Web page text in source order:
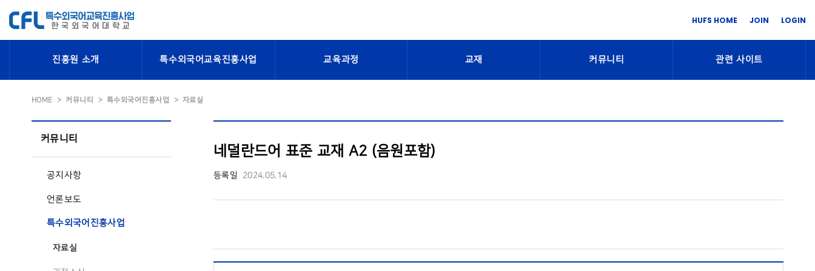
HUFS HOME JOIN LOGIN
진흥원 소개 특수외국어교육진흥사업 교육과정 교재 커뮤니티 관련 사이트
HOME 커뮤니티 특수외국어진흥사업 자료실
커뮤니티
공지사항
언론보도
특수외국어진흥사업
자료실
네덜란드어 표준 교재 A2 (음원포함)
등록일 2024.05.14